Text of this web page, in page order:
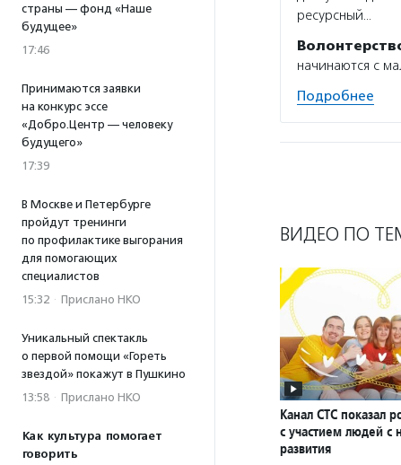
страны — фонд «Наше
будущее»
17:46
Принимаются заявки
на конкурс эссе
«Добро.Центр — человеку
будущего»
17:39
В Москве и Петербурге
пройдут тренинги
по профилактике выгорания
для помогающих
специалистов
15:32 · Прислано НКО
Уникальный спектакль
о первой помощи «Гореть
звездой» покажут в Пушкино
13:58 · Прислано НКО
Как культура помогает
говорить
ресурсный…
начинаются с
Подробнее
ВИДЕО ПО
Канал СТС показал
с участием людей с
развития